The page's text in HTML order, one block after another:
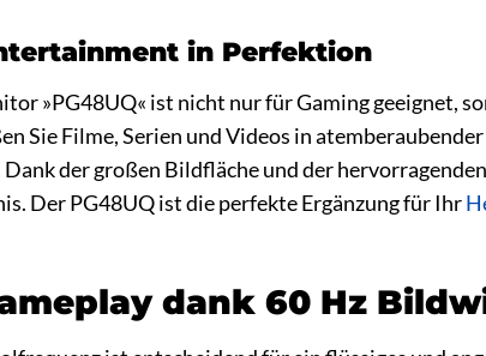
in Perfektion
»PG48UQ« ist nicht nur für Gaming geeignet,
Sie Filme, Serien und Videos in
der großen Bildfläche und der
Der PG48UQ ist die perfekte Ergänzung für Ihr
dank 60 Hz